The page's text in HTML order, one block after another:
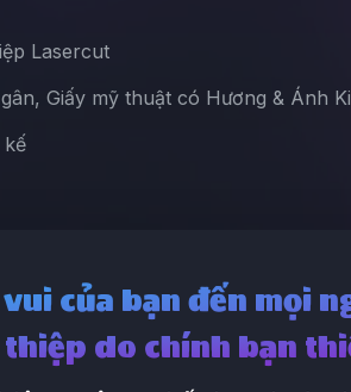
Lasercut
Giấy mỹ thuật có Hương & Ánh
kế
của bạn đến mọi
do chính bạn